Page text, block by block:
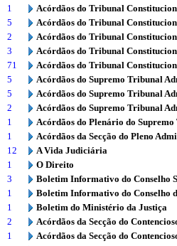
1
Acórdãos do Tribunal
5
Acórdãos do Tribunal
2
Acórdãos do Tribunal
3
Acórdãos do Tribunal
71
Acórdãos do Tribunal
5
Acórdãos do Supremo Tribunal
5
Acórdãos do Supremo Tribunal
2
Acórdãos do Supremo Tribunal
1
Acórdãos do Plenário do
1
Acórdãos da Secção do Pleno
12
A Vida Judiciária
1
O Direito
3
Boletim Informativo do Conselho
1
Boletim Informativo do Conselho
1
Boletim do Ministério da Justiça
2
Acórdãos da Secção do
1
Acórdãos da Secção do